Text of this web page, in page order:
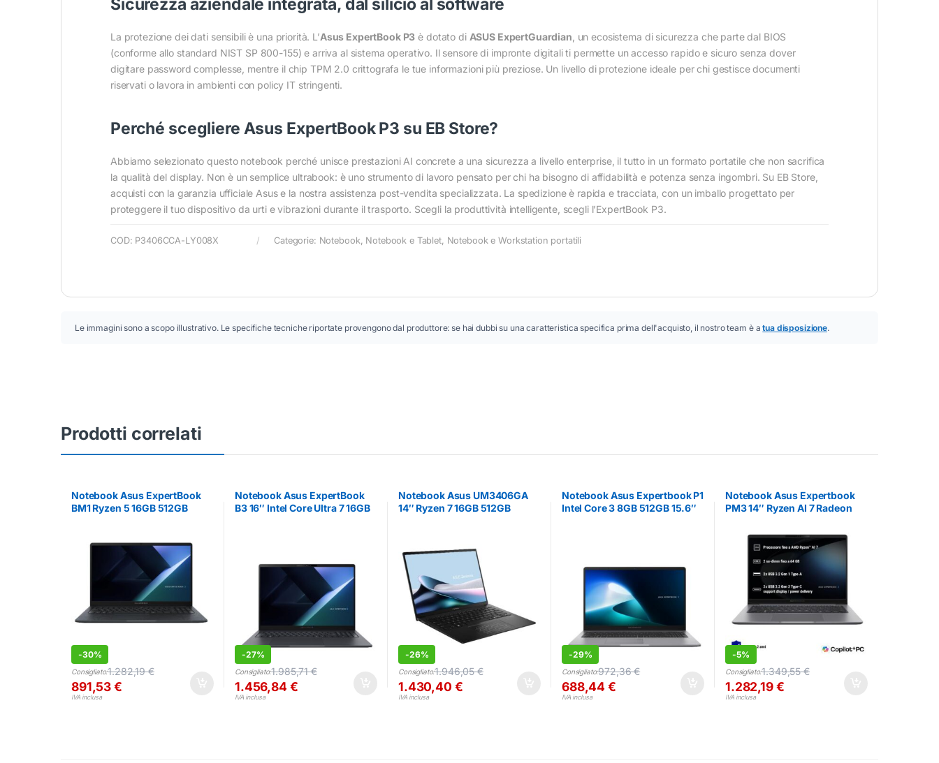
Sicurezza aziendale integrata, dal silicio al software
La protezione dei dati sensibili è una priorità. L’Asus ExpertBook P3 è dotato di ASUS ExpertGuardian , un ecosistema di sicurezza che parte dal BIOS
(conforme allo standard NIST SP 800-155) e arriva al sistema operativo. Il sensore di impronte digitali ti permette un accesso rapido e sicuro senza dover
digitare password complesse, mentre il chip TPM 2.0 crittografa le tue informazioni più preziose. Un livello di protezione ideale per chi gestisce documenti
riservati o lavora in ambienti con policy IT stringenti.
Perché scegliere Asus ExpertBook P3 su EB Store?
Abbiamo selezionato questo notebook perché unisce prestazioni AI concrete a una sicurezza a livello enterprise, il tutto in un formato portatile che non sacrifica
la qualità del display. Non è un semplice ultrabook: è uno strumento di lavoro pensato per chi ha bisogno di affidabilità e potenza senza ingombri. Su EB Store,
acquisti con la garanzia ufficiale Asus e la nostra assistenza post-vendita specializzata. La spedizione è rapida e tracciata, con un imballo progettato per
proteggere il tuo dispositivo da urti e vibrazioni durante il trasporto. Scegli la produttività intelligente, scegli l’ExpertBook P3.
COD: P3406CCA-LY008X Categorie: Notebook Notebook e Tablet, Notebook e Workstation portatili
Le immagini sono a scopo illustrativo. Le specifiche tecniche riportate provengono dal produttore: se hai dubbi su una caratteristica specifica prima dell'acquisto, il nostro team è atua disposizione.
Prodotti correlati
Notebook Asus ExpertBook
BM1 Ryzen 5 16GB 512GB
-30%
Consigliato:1.282,19€
891,53€
IVA inclusa
Notebook Asus ExpertBook
B3 16″ Intel Core Ultra 7 16GB
-27%
Consigliato:1.985,71€
1.456,84 €
IVA inclusa
Notebook Asus UM3406GA
14″ Ryzen 7 16GB 512GB
-26%
Consigliato:1.946,05€
1.430,40 €
IVA inclusa
Notebook Asus Expertbook P1
Intel Core 3 8GB 512GB 15.6″
-29%
Consigliato:972,36€
688,44€
IVA inclusa
Notebook Asus Expertbook
PM3 14″ Ryzen AI 7 Radeon
-5%
Consigliato:1.349,55€
1.282,19€
IVA inclusa